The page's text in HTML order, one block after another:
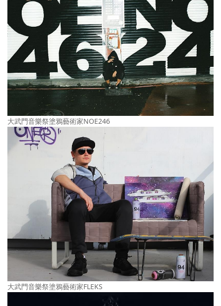
大武門音樂祭塗鴉藝術家NOE246
大武門音樂祭塗鴉藝術家FLEKS